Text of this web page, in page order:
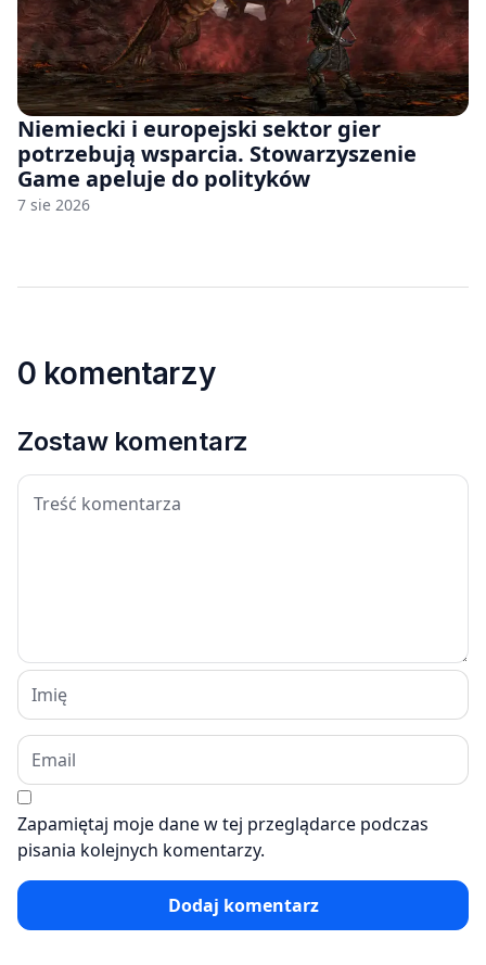
Niemiecki i europejski sektor gier
potrzebują wsparcia. Stowarzyszenie
Game apeluje do polityków
7 sie 2026
0 komentarzy
Zostaw komentarz
Zapamiętaj moje dane w tej przeglądarce podczas
pisania kolejnych komentarzy.
Dodaj komentarz